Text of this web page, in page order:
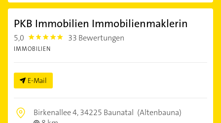
PKB Immobilien Immobilienmaklerin
5,0 5.0 33 Bewertungen
IMMOBILIEN
E-Mail
Birkenallee 4,34225 Baunatal (Altenbauna)